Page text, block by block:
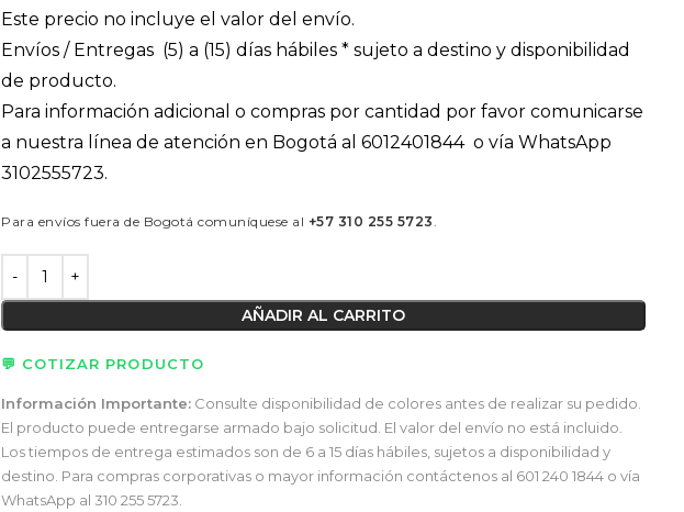
Este precio no incluye el valor del envío.
Envíos / Entregas (5) a (15) días hábiles * sujeto a destino y disponibilidad
de producto.
Para información adicional o compras por cantidad por favor comunicarse
a nuestra línea de atención en Bogotá al 6012401844 o vía WhatsApp
3102555723.
Para envíos fuera de Bogotá comuníquese al +57 310 255 5723.
AÑADIR AL CARRITO
💬 COTIZAR PRODUCTO
Información Importante: Consulte disponibilidad de colores antes de realizar su pedido.
El producto puede entregarse armado bajo solicitud. El valor del envío no está incluido.
Los tiempos de entrega estimados son de 6 a 15 días hábiles, sujetos a disponibilidad y
destino. Para compras corporativas o mayor información contáctenos al 601 240 1844 o vía
WhatsApp al 310 255 5723.